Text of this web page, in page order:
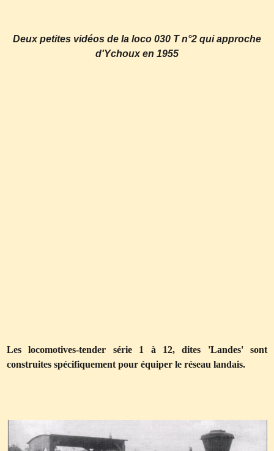
Deux petites vidéos de la loco 030 T n°2 qui approche
d'Ychoux en 1955
Les locomotives-tender série 1 à 12, dites 'Landes' sont
construites spécifiquement pour équiper le réseau landais.